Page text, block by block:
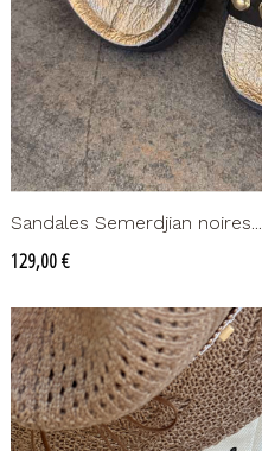
Sandales Semerdjian noires...
Prix
129,00 €